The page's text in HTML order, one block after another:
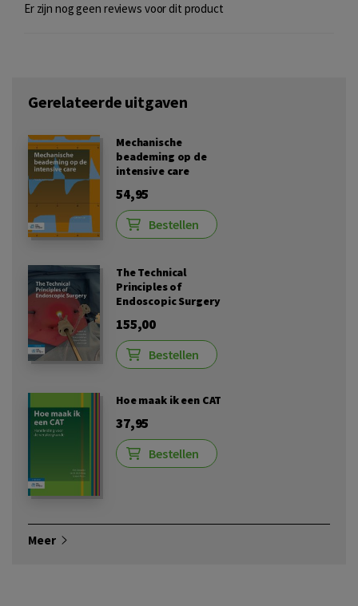
Er zijn nog geen reviews voor dit product
Gerelateerde uitgaven
Mechanische
beademing op de
intensive care
54,95
Bestellen
The Technical
Principles of
Endoscopic Surgery
155,00
Bestellen
Hoe maak ik een CAT
37,95
Bestellen
Meer